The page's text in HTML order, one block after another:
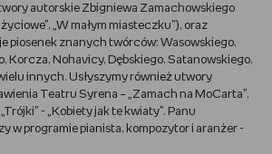
autorskie Zbigniewa Zamachowskiego
„W małym miasteczku”), oraz
piosenek znanych twórców: Wasowskiego,
Korcza, Nohavicy, Dębskiego, Satanowskiego,
innych. Usłyszymy również utwory
Teatru Syrena – „Zamach na MoCarta”,
- „Kobiety jak te kwiaty”. Panu
w programie pianista, kompozytor i aranżer -